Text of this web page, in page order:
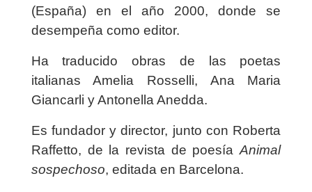
(España) en el año 2000, donde se
desempeña como editor.
Ha traducido obras de las poetas
italianas Amelia Rosselli, Ana Maria
Giancarli y Antonella Anedda.
Es fundador y director, junto con Roberta
Raffetto, de la revista de poesíaAnimal
sospechoso, editada en Barcelona.